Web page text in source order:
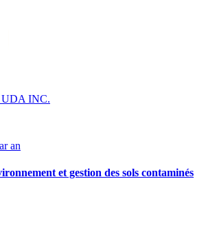
INC.
an
et gestion des sols contaminés